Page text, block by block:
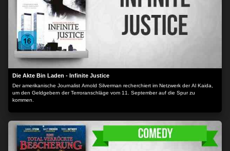
Die Akte Bin Laden - Infinite Justice
Der amerikanische Journalist Arnold Silverman recherchiert im Netzwerk der Al Kaida,
um den Geldgebern der Terroranschläge vom 11. September auf die Spur zu
kommen.